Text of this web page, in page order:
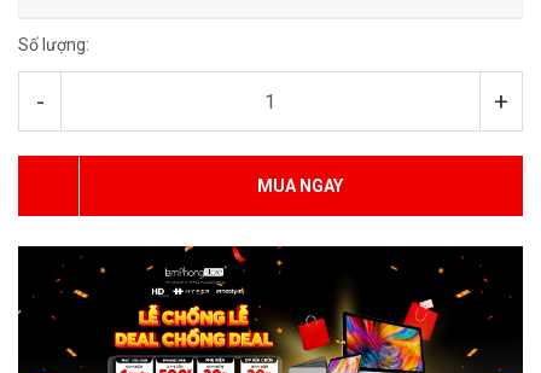
Số lượng:
- +
MUA NGAY